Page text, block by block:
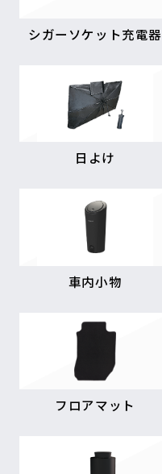
シガーソケット充電器
日よけ
車内小物
フロアマット